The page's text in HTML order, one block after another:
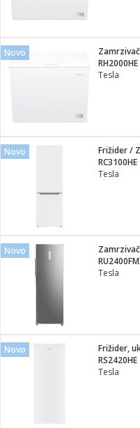
Novo
RH2000HE
Tesla
Novo
Frižider /
RC3100HE
Tesla
Novo
Tesla
Novo
Frižider,
RS2420HE
Tesla